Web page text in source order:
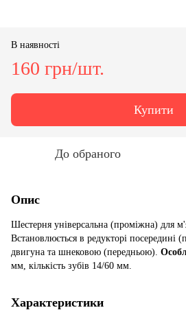
В наявності
160 грн/шт.
Купити
До обраного
Опис
Шестерня універсальна (проміжна) для
Встановлюється в редукторі
двигуна та шнековою (передньою).
мм, кількість зубів 14/60 мм.
Характеристики